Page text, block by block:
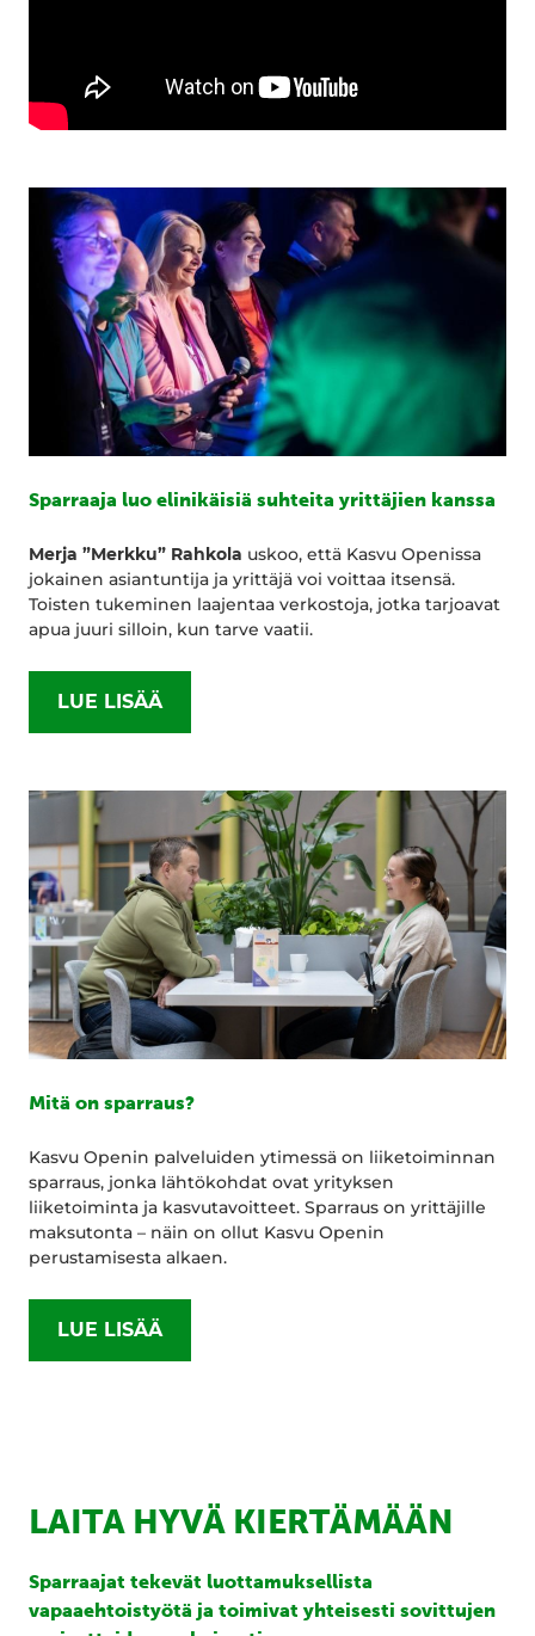
Sparraaja luo elinikäisiä suhteita yrittäjien kanssa
Merja ”Merkku” Rahkola uskoo, että Kasvu Openissa
jokainen asiantuntija ja yrittäjä voi voittaa itsensä.
Toisten tukeminen laajentaa verkostoja, jotka tarjoavat
apua juuri silloin, kun tarve vaatii.
LUE LISÄÄ
Mitä on sparraus?
Kasvu Openin palveluiden ytimessä on liiketoiminnan
sparraus, jonka lähtökohdat ovat yrityksen
liiketoiminta ja kasvutavoitteet. Sparraus on yrittäjille
maksutonta – näin on ollut Kasvu Openin
perustamisesta alkaen.
LUE LISÄÄ
LAITA HYVÄ KIERTÄMÄÄN
Sparraajat tekevät luottamuksellista
vapaaehtoistyötä ja toimivat yhteisesti sovittujen